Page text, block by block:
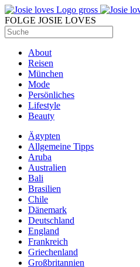
FOLGE JOSIE LOVES
About
Reisen
München
Mode
Persönliches
Lifestyle
Beauty
Ägypten
Allgemeine Tipps
Aruba
Australien
Bali
Brasilien
Chile
Dänemark
Deutschland
England
Frankreich
Griechenland
Großbritannien